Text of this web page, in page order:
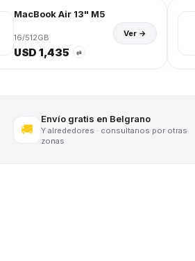
MacBook Air 13" M5
16/512GB
USD 1,435 ⇄
Ver →
🚚
Envío gratis en Belgrano
Y alrededores · consultanos por otras
zonas